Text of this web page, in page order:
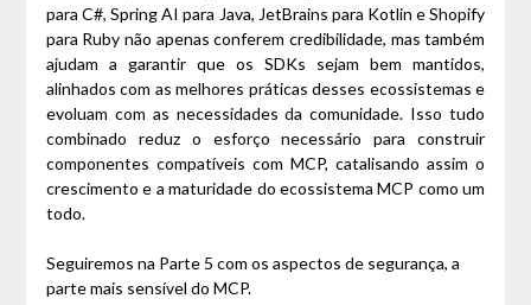
para C#, Spring AI para Java, JetBrains para Kotlin e Shopify
para Ruby não apenas conferem credibilidade, mas também
ajudam a garantir que os SDKs sejam bem mantidos,
alinhados com as melhores práticas desses ecossistemas e
evoluam com as necessidades da comunidade. Isso tudo
combinado reduz o esforço necessário para construir
componentes compatíveis com MCP, catalisando assim o
crescimento e a maturidade do ecossistema MCP como um
todo.
Seguiremos na Parte 5 com os aspectos de segurança, a
parte mais sensível do MCP.